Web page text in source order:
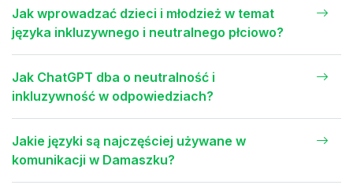
Jak wprowadzać dzieci i młodzież w temat
języka inkluzywnego i neutralnego płciowo?
Jak ChatGPT dba o neutralność i
inkluzywność w odpowiedziach?
Jakie języki są najczęściej używane w
komunikacji w Damaszku?